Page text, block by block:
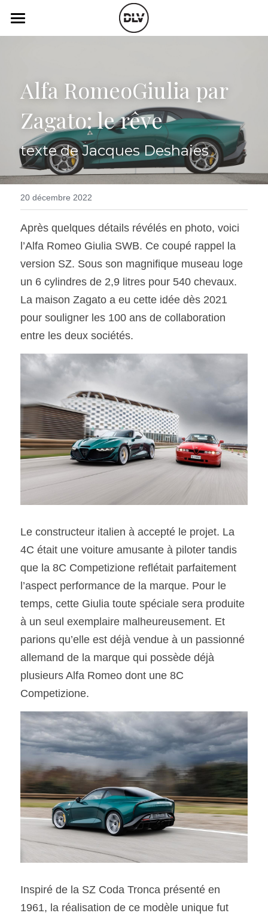
Électrique
Histoire de chars
Art Automobile
Essais Routier
Podcast
Radio FM
Télé RDS
Simulateur
Assurance
Rechercher
SOUMISSION RAPIDE
ASSURANCE
Alfa RomeoGiulia par
Zagato: le rêve
texte de Jacques Deshaies
20 décembre 2022
Après quelques détails révélés en photo, voici
l’Alfa Romeo Giulia SWB. Ce coupé rappel la
version SZ. Sous son magnifique museau loge
un 6 cylindres de 2,9 litres pour 540 chevaux.
La maison Zagato a eu cette idée dès 2021
pour souligner les 100 ans de collaboration
entre les deux sociétés.
Le constructeur italien à accepté le projet. La
4C était une voiture amusante à piloter tandis
que la 8C Competizione reflétait parfaitement
l’aspect performance de la marque. Pour le
temps, cette Giulia toute spéciale sera produite
à un seul exemplaire malheureusement. Et
parions qu’elle est déjà vendue à un passionné
allemand de la marque qui possède déjà
plusieurs Alfa Romeo dont une 8C
Competizione.
Inspiré de la SZ Coda Tronca présenté en
1961, la réalisation de ce modèle unique fut
LES CATÉGORIES DE LA BOUTIQUE